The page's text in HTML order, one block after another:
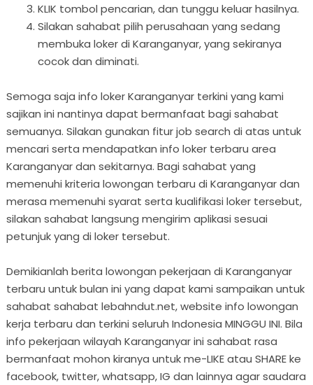
KLIK tombol pencarian, dan tunggu keluar hasilnya.
Silakan sahabat pilih perusahaan yang sedang
membuka loker di Karanganyar, yang sekiranya
cocok dan diminati.
Semoga saja info loker Karanganyar terkini yang kami
sajikan ini nantinya dapat bermanfaat bagi sahabat
semuanya. Silakan gunakan fitur job search di atas untuk
mencari serta mendapatkan info loker terbaru area
Karanganyar dan sekitarnya. Bagi sahabat yang
memenuhi kriteria lowongan terbaru di Karanganyar dan
merasa memenuhi syarat serta kualifikasi loker tersebut,
silakan sahabat langsung mengirim aplikasi sesuai
petunjuk yang di loker tersebut.
Demikianlah berita lowongan pekerjaan di Karanganyar
terbaru untuk bulan ini yang dapat kami sampaikan untuk
sahabat sahabat lebahndut.net, website info lowongan
kerja terbaru dan terkini seluruh Indonesia MINGGU INI. Bila
info pekerjaan wilayah Karanganyar ini sahabat rasa
bermanfaat mohon kiranya untuk me-LIKE atau SHARE ke
facebook, twitter, whatsapp, IG dan lainnya agar saudara